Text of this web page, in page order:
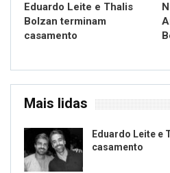
Eduardo Leite e Thalis
Bolzan terminam
casamento
Mais lidas
Eduardo Leite e
casamento